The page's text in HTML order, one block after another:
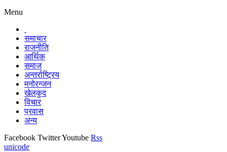
Menu
समाचार
राजनीति
आर्थिक
समाज
अन्तर्राष्ट्रिय
मनोरन्जन
खेलकुद
विचार
प्रवास
अन्य
Facebook TwitterYoutube Rss
unicode